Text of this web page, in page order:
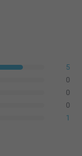
5
0
0
0
1